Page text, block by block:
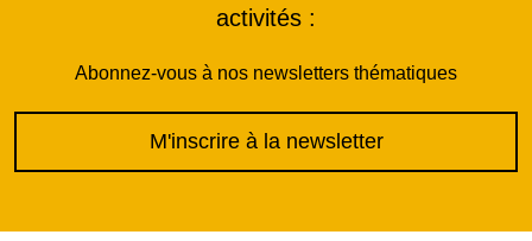
activités :
Abonnez-vous à nos newsletters thématiques
M'inscrire à la newsletter